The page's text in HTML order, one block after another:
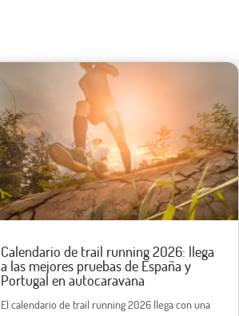
Calendario de trail running 2026: llega
a las mejores pruebas de España y
Portugal en autocaravana
El calendario de trail running 2026 llega con una